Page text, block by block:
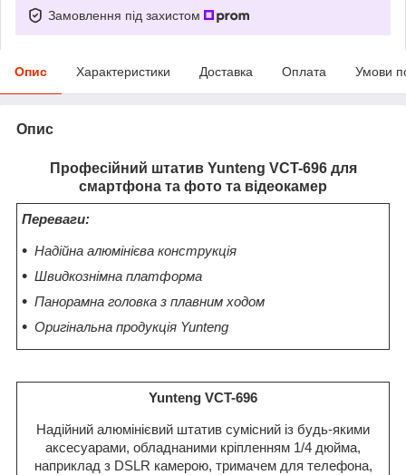
Замовлення під захистом
Опис Характеристики Доставка Оплата Умови
Опис
Професійний штатив Yunteng VCT-696 для
смартфона та фото та відеокамер
Переваги:
Надійна алюмінієва конструкція
Швидкознімна платформа
Панорамна головка з плавним ходом
Оригінальна продукція Yunteng
Yunteng VCT-696
Надійний алюмінієвий штатив сумісний із будь-якими
аксесуарами, обладнаними кріпленням 1/4 дюйма,
наприклад з DSLR камерою, тримачем для телефона,